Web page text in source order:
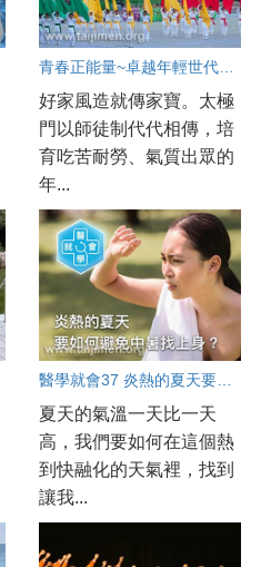
好家風造就傳家寶。太極
門以師徒制代代相傳，培
育吃苦耐勞、氣質出眾的
年...
夏天的氣溫一天比一天
高，我們要如何在這個熱
到快融化的天氣裡，找到
讓我...